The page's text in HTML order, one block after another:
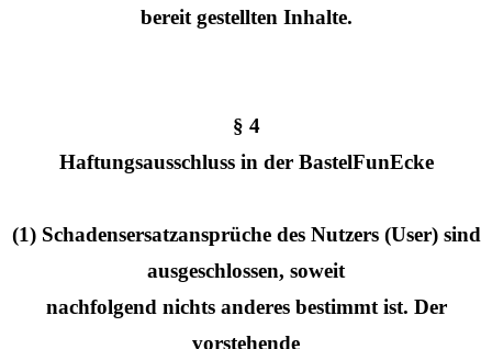
bereit gestellten Inhalte.
§ 4
Haftungsausschluss in der BastelFunEcke
(1) Schadensersatzansprüche des Nutzers (User) sind
ausgeschlossen, soweit
nachfolgend nichts anderes bestimmt ist. Der
vorstehende